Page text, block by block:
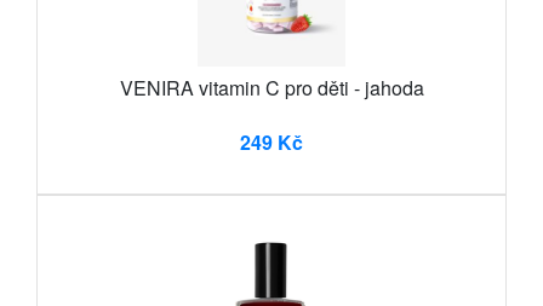
VENIRA vitamin C pro děti - jahoda
249 Kč